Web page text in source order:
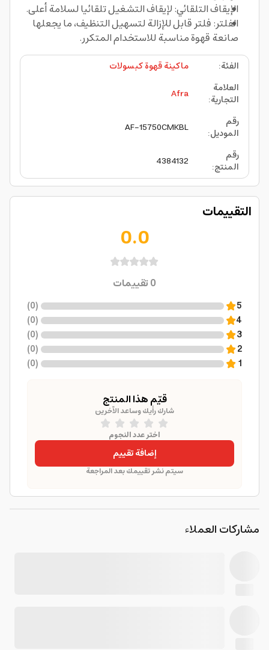
الإيقاف التلقائي: لإيقاف التشغيل تلقائيا لسلامة أعلى.
الفلتر: فلتر قابل للإزالة لتسهيل التنظيف، ما يجعلها
صانعة قهوة مناسبة للاستخدام المتكرر.
الفئة:
ماكينة قهوة كبسولات
العلامة
التجارية:
Afra
رقم
الموديل:
AF-15750CMKBL
رقم
المنتج:
4384132
التقييمات
0.0
0تقييمات
5
(
0
)
4
(
0
)
3
(
0
)
2
(
0
)
1
(
0
)
قيّم هذا المنتج
شارك رأيك وساعد الآخرين
اختر عدد النجوم
إضافة تقييم
سيتم نشر تقييمك بعد المراجعة
مشاركات العملاء